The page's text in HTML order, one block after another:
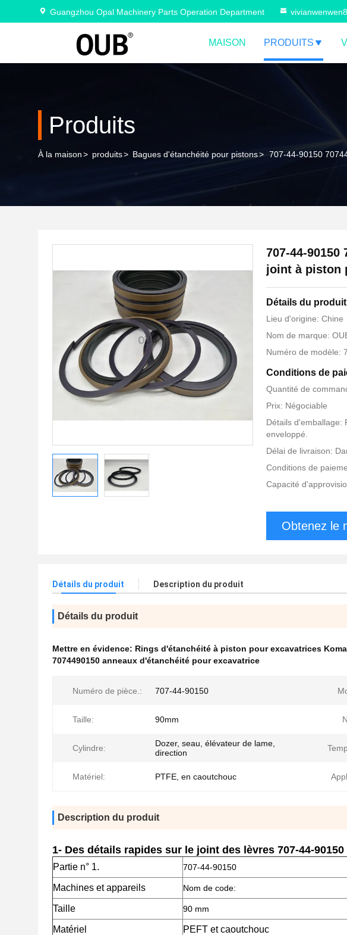
Guangzhou Opal Machinery Parts Operation Department
MAISON PRODUITS
Produits
À la maison> produits> Bagues d'étanchéité pour pistons> 707-44-90150
707-44-90150
joint à piston
Détails du produit
Lieu d'origine: Chine
Nom de marque:
Numéro de modèle:
Conditions de
Quantité de
Prix: Négociable
Détails d'emballage:
enveloppé.
Délai de livraison:
Conditions de
Capacité
Obtenez le
Détails du produit Description du produit
Détails du produit
Mettre en évidence: Rings d'étanchéité à piston pour excavatrices
7074490150 anneaux d'étanchéité pour excavatrice
Numéro de pièce.: 707-44-90150
Taille: 90mm
Cylindre:
Dozer, seau, élévateur de lame,
direction
Matériel: PTFE, en caoutchouc
Description du produit
1- Des détails rapides sur le joint des lèvres 707-44-90150
Partie n° 1. 707-44-90150
Machines et appareils Nom de code:
Taille 90 mm
Matériel PEFT et caoutchouc